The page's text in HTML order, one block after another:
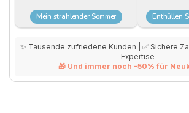
Mein strahlender Sommer Enthüllen
✨ Tausende zufriedene Kunden | ✅ Sichere
Expertise
🎁 Und immer noch -50% für